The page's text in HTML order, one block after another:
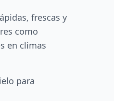
frescas y
como
en climas
para